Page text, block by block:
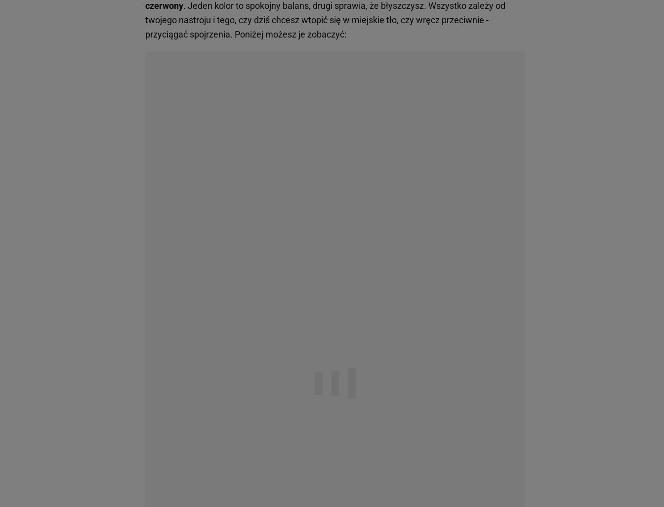
czerwony. Jeden kolor to spokojny balans, drugi sprawia, że błyszczysz. Wszystko zależy od
twojego nastroju i tego, czy dziś chcesz wtopić się w miejskie tło, czy wręcz przeciwnie -
przyciągać spojrzenia. Poniżej możesz je zobaczyć: